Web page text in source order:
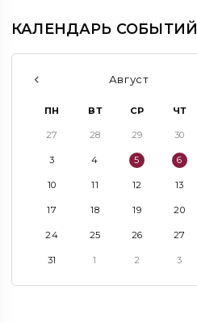
КАЛЕНДАРЬ СОБЫТИЙ
Август
ПН ВТ СР ЧТ
27 28 29 30
3 4 5 6
10 11 12 13
17 18 19 20
24 25 26 27
31 1 2 3